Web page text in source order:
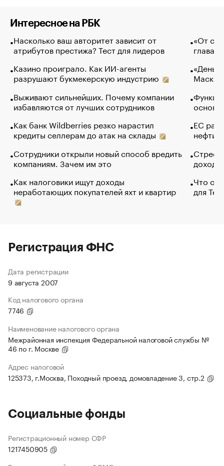
Интересное на РБК
Насколько ваш авторитет зависит от
атрибутов престижа? Тест для лидеров
Казино проиграло. Как ИИ-агенты
разрушают букмекерскую индустрию
Выживают сильнейших. Почему компании
избавляются от лучших сотрудников
Как банк Wildberries резко нарастил
кредиты селлерам до атак на склады
Сотрудники открыли новый способ вредить
компаниям. Зачем им это
Как налоговики ищут доходы
неработающих покупателей яхт и квартир
«От
глава
Маск в
основ
ЕС
нефти
Что
для
Регистрация ФНС
Дата регистрации
9 августа 2007
Код налогового органа
7746
Наименование налогового органа
Межрайонная инспекция Федеральной налоговой службы №
46 по г. Москве
Адрес налоговой
125373, г.Москва, Походный проезд, домовладение 3, стр.2
Социальные фонды
Регистрационный номер СФР
1217450905